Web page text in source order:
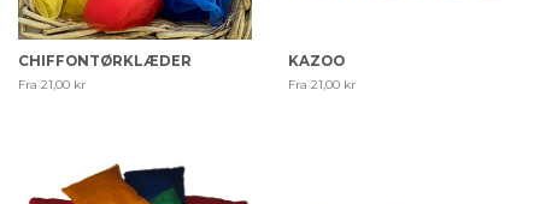
CHIFFONTØRKLÆDER
Fra 21,00 kr
KAZOO
Fra 21,00 kr